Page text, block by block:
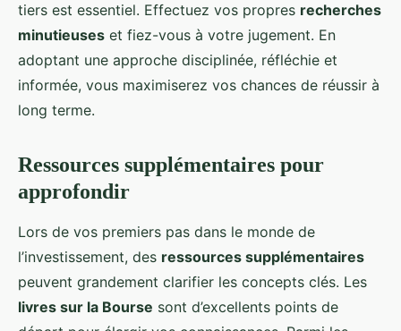
tiers est essentiel. Effectuez vos propres recherches
minutieuses et fiez-vous à votre jugement. En
adoptant une approche disciplinée, réfléchie et
informée, vous maximiserez vos chances de réussir à
long terme.
Ressources supplémentaires pour
approfondir
Lors de vos premiers pas dans le monde de
l’investissement, des ressources supplémentaires
peuvent grandement clarifier les concepts clés. Les
livres sur la Bourse sont d’excellents points de